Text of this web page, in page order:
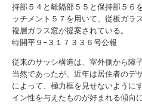
持部５４と離隔部５５と保持部５６
ッチメント５７を用いて、従板ガラ
複層ガラス窓が提案されている。
特開平９−３１７３３６号公報
従来のサッシ構造は、室外側から障
当然であったが、近年は居住者のデ
によって、極力框を見せないように
イン性を与えたものが好まれる傾向に